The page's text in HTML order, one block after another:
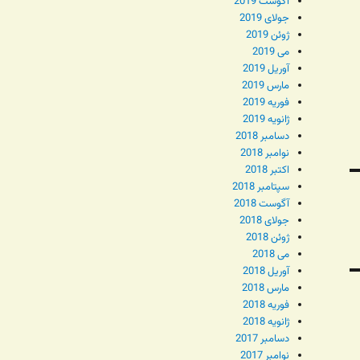
جولای 2019
ژوئن 2019
می 2019
آوریل 2019
مارس 2019
فوریه 2019
ژانویه 2019
دسامبر 2018
نوامبر 2018
اکتبر 2018
سپتامبر 2018
آگوست 2018
جولای 2018
ژوئن 2018
می 2018
آوریل 2018
مارس 2018
فوریه 2018
ژانویه 2018
دسامبر 2017
نوامبر 2017